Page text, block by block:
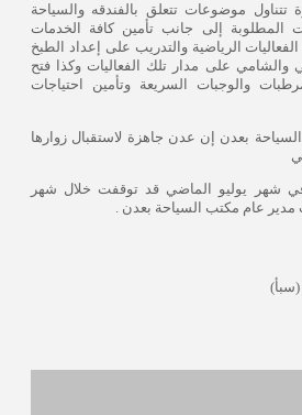
موضوعات تتعلق بالفندقه والسياحة
المطلوبة إلى جانب تأمين كافة الخدمات
الفعاليات الرياضية والتدريب على إعداد الطبخ
والشامي على مدار تلك الفعاليات وكذا فتح
والوجبات السريعة وتأمين احتياجات
بعدن إن عدن جاهزة لاستقبال زوارها
شهر يوليو الماضي قد توقفت خلال شهر
عام مكتب السياحة بعدن .
(سبأ)